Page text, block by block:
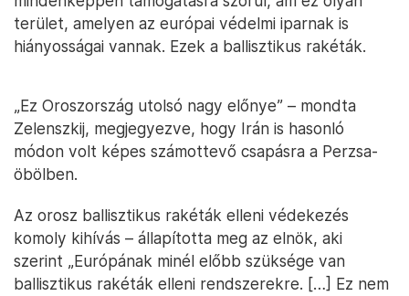
terület, amelyen az európai védelmi iparnak is
hiányosságai vannak. Ezek a ballisztikus rakéták.
„Ez Oroszország utolsó nagy előnye” – mondta
Zelenszkij, megjegyezve, hogy Irán is hasonló
módon volt képes számottevő csapásra a Perzsa-
öbölben.
Az orosz ballisztikus rakéták elleni védekezés
komoly kihívás – állapította meg az elnök, aki
szerint „Európának minél előbb szüksége van
ballisztikus rakéták elleni rendszerekre. […] Ez nem